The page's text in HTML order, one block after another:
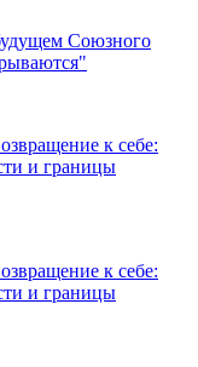
Союзного
к себе:
и границы
к себе:
и границы